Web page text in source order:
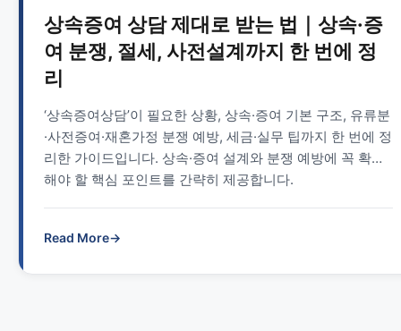
상속증여 상담 제대로 받는 법｜상속·증
여 분쟁, 절세, 사전설계까지 한 번에 정
리
‘상속증여상담’이 필요한 상황, 상속·증여 기본 구조, 유류분
·사전증여·재혼가정 분쟁 예방, 세금·실무 팁까지 한 번에 정
리한 가이드입니다. 상속·증여 설계와 분쟁 예방에 꼭 확인
해야 할 핵심 포인트를 간략히 제공합니다.
Read More→